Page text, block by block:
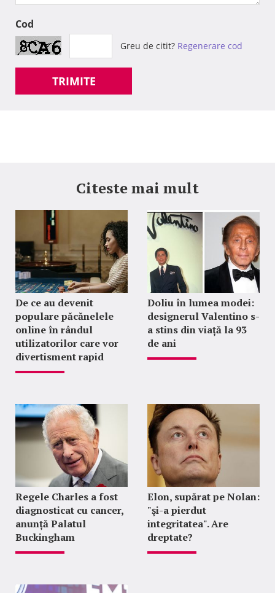
Cod
Greu de citit? Regenerare cod
TRIMITE
Citeste mai mult
De ce au devenit
populare păcănelele
online în rândul
utilizatorilor care vor
divertisment rapid
Doliu în lumea modei:
designerul Valentino s-
a stins din viață la 93
de ani
Regele Charles a fost
diagnosticat cu cancer,
anunță Palatul
Buckingham
Elon, supărat pe Nolan:
"şi-a pierdut
integritatea". Are
dreptate?